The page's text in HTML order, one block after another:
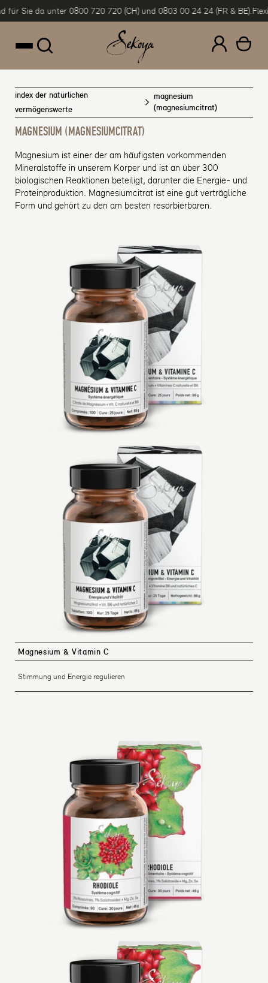
Inhalt springen
da unter 0800 720 720 (CH) und 0803 00 24 24 (FR & BE). Flexible
index der natürlichen
vermögenswerte
magnesium
(magnesiumcitrat)
MAGNESIUM (MAGNESIUMCITRAT)
Magnesium ist einer der am häufigsten vorkommenden
Mineralstoffe in unserem Körper und ist an über 300
biologischen Reaktionen beteiligt, darunter die Energie- und
Proteinproduktion. Magnesiumcitrat ist eine gut verträgliche
Form und gehört zu den am besten resorbierbaren.
Magnesium & Vitamin C
Stimmung und Energie regulieren